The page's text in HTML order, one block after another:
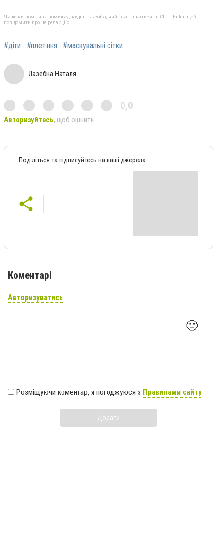
Якщо ви помітили помилку, виділіть необхідний текст і натисніть Ctrl + Enter, щоб
повідомити про це редакцію
#діти #плетіння #маскувальні сітки
Лазебна Наталя
0,0
Авторизуйтесь, щоб оцінити
Поділіться та підписуйтесь на наші джерела
Коментарі
Авторизуватись
🙂
Розміщуючи коментар, я погоджуюся з Правилами сайту
Додати